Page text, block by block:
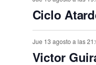
Ciclo
Jue 13 agosto a las
Victor